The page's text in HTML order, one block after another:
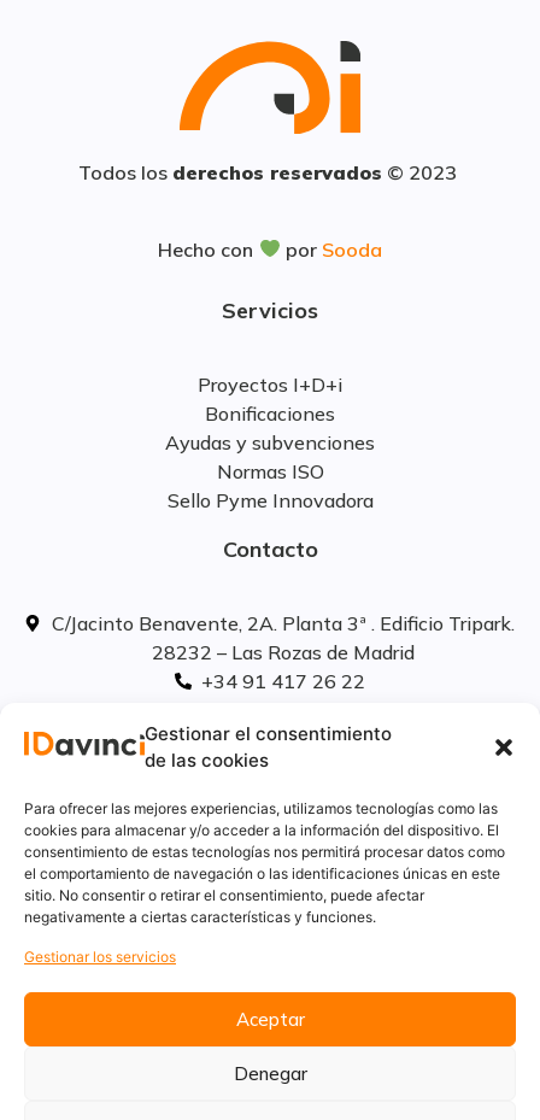
Gestionar el consentimiento
de las cookies
Para ofrecer las mejores experiencias, utilizamos tecnologías como las
cookies para almacenar y/o acceder a la información del dispositivo. El
consentimiento de estas tecnologías nos permitirá procesar datos como
el comportamiento de navegación o las identificaciones únicas en este
sitio. No consentir o retirar el consentimiento, puede afectar
negativamente a ciertas características y funciones.
Gestionar los servicios
Aceptar
Denegar
Todos los derechos reservados © 2023
Hecho con por Sooda
Servicios
Proyectos I+D+i
Bonificaciones
Ayudas y subvenciones
Normas ISO
Sello Pyme Innovadora
Contacto
C/Jacinto Benavente, 2A. Planta 3ª . Edificio Tripark.
28232 – Las Rozas de Madrid
+34 91 417 26 22
linkedIn
Aviso Legal
Privacidad
Cookies